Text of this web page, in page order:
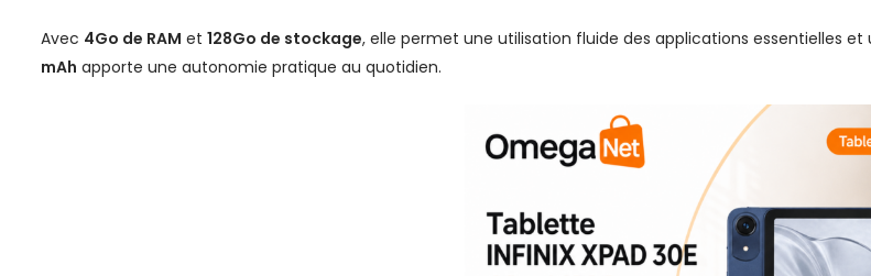
Avec 4Go de RAM et 128Go de stockage, elle permet une utilisation fluide des applications essentielles
mAh apporte une autonomie pratique au quotidien.